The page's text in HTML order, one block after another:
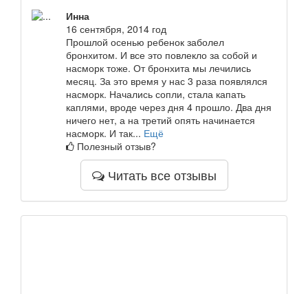
Инна
16 сентября, 2014 год
Прошлой осенью ребенок заболел
бронхитом. И все это повлекло за собой и
насморк тоже. От бронхита мы лечились
месяц. За это время у нас 3 раза появлялся
насморк. Начались сопли, стала капать
каплями, вроде через дня 4 прошло. Два дня
ничего нет, а на третий опять начинается
насморк. И так... Ещё
Полезный отзыв?
Читать все отзывы